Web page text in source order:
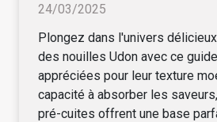
24/03/2025
Plongez dans l'univers
des nouilles Udon avec ce
appréciées pour leur texture
capacité à absorber les
pré-cuites offrent une base